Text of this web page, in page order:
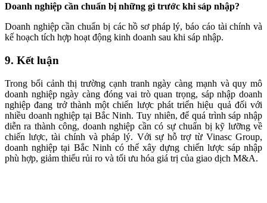
Doanh nghiệp cần chuẩn bị những gì trước khi sáp nhập?
Doanh nghiệp cần chuẩn bị các hồ sơ pháp lý, báo cáo tài chính và
kế hoạch tích hợp hoạt động kinh doanh sau khi sáp nhập.
9. Kết luận
Trong bối cảnh thị trường cạnh tranh ngày càng mạnh và quy mô
doanh nghiệp ngày càng đóng vai trò quan trọng, sáp nhập doanh
nghiệp đang trở thành một chiến lược phát triển hiệu quả đối với
nhiều doanh nghiệp tại Bắc Ninh. Tuy nhiên, để quá trình sáp nhập
diễn ra thành công, doanh nghiệp cần có sự chuẩn bị kỹ lưỡng về
chiến lược, tài chính và pháp lý. Với sự hỗ trợ từ Vinasc Group,
doanh nghiệp tại Bắc Ninh có thể xây dựng chiến lược sáp nhập
phù hợp, giảm thiểu rủi ro và tối ưu hóa giá trị của giao dịch M&A.